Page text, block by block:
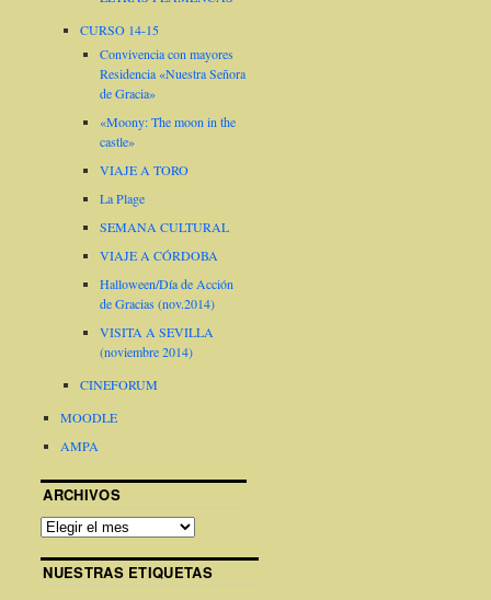
CURSO 14-15
Convivencia con mayores
Residencia «Nuestra Señora
de Gracia»
«Moony: The moon in the
castle»
VIAJE A TORO
La Plage
SEMANA CULTURAL
VIAJE A CÓRDOBA
Halloween/Día de Acción
de Gracias (nov.2014)
VISITA A SEVILLA
(noviembre 2014)
CINEFORUM
MOODLE
AMPA
ARCHIVOS
NUESTRAS ETIQUETAS